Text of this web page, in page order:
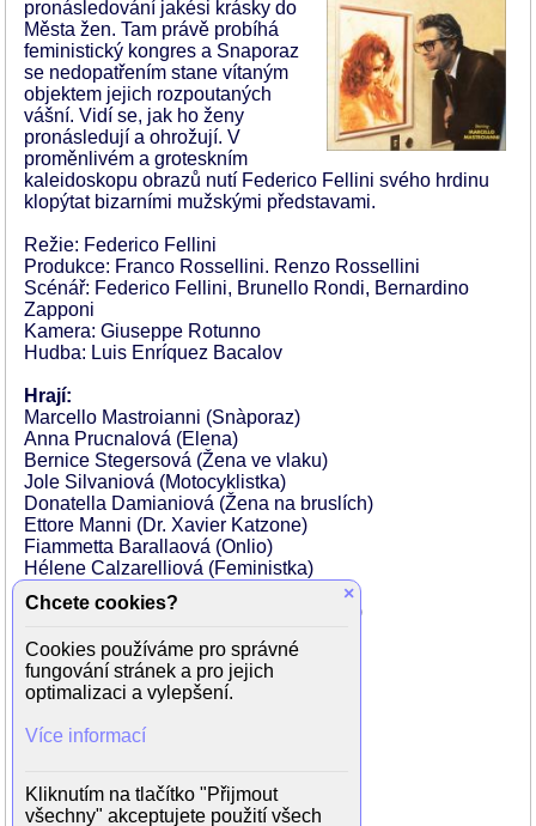
pronásledování jakési krásky do
Města žen. Tam právě probíhá
feministický kongres a Snaporaz
se nedopatřením stane vítaným
objektem jejich rozpoutaných
vášní. Vidí se, jak ho ženy
pronásledují a ohrožují. V
proměnlivém a groteskním
kaleidoskopu obrazů nutí Federico Fellini svého hrdinu
klopýtat bizarními mužskými představami.
Režie: Federico Fellini
Produkce: Franco Rossellini. Renzo Rossellini
Scénář: Federico Fellini, Brunello Rondi, Bernardino
Zapponi
Kamera: Giuseppe Rotunno
Hudba: Luis Enríquez Bacalov
Hrají:
Marcello Mastroianni (Snàporaz)
Anna Prucnalová (Elena)
Bernice Stegersová (Žena ve vlaku)
Jole Silvaniová (Motocyklistka)
Donatella Damianiová (Žena na bruslích)
Ettore Manni (Dr. Xavier Katzone)
Fiammetta Barallaová (Onlio)
Hélene Calzarelliová (Feministka)
Catherine Carrelová (Velící důstopjnice)
Marcello Di Falco (Slave)
Silvana Fusacchiaová (Bruslařka)
Gabriella Giorgelliová
Stephanie Loiková
Maité Nahyrová (Feministka)
Meerberger Nahyrová
×
Chcete cookies?
Cookies používáme pro správné
fungování stránek a pro jejich
optimalizaci a vylepšení.
Více informací
Kliknutím na tlačítko "Přijmout
všechny" akceptujete použití všech